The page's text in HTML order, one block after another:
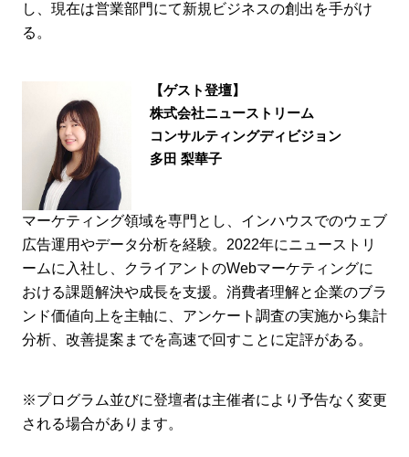
し、現在は営業部門にて新規ビジネスの創出を手がけ
る。
【ゲスト登壇】
株式会社ニューストリーム
コンサルティングディビジョン
多田 梨華子
マーケティング領域を専門とし、インハウスでのウェブ
広告運用やデータ分析を経験。2022年にニューストリ
ームに入社し、クライアントのWebマーケティングに
おける課題解決や成長を支援。消費者理解と企業のブラ
ンド価値向上を主軸に、アンケート調査の実施から集計
分析、改善提案までを高速で回すことに定評がある。
※プログラム並びに登壇者は主催者により予告なく変更
される場合があります。